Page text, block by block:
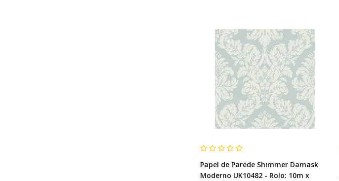
Papel de Parede Shimmer Damask
Moderno UK10482 - Rolo: 10m x